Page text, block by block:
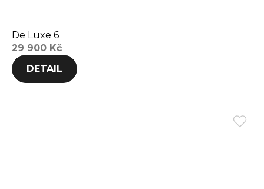
De Luxe 6
29 900 Kč
DETAIL